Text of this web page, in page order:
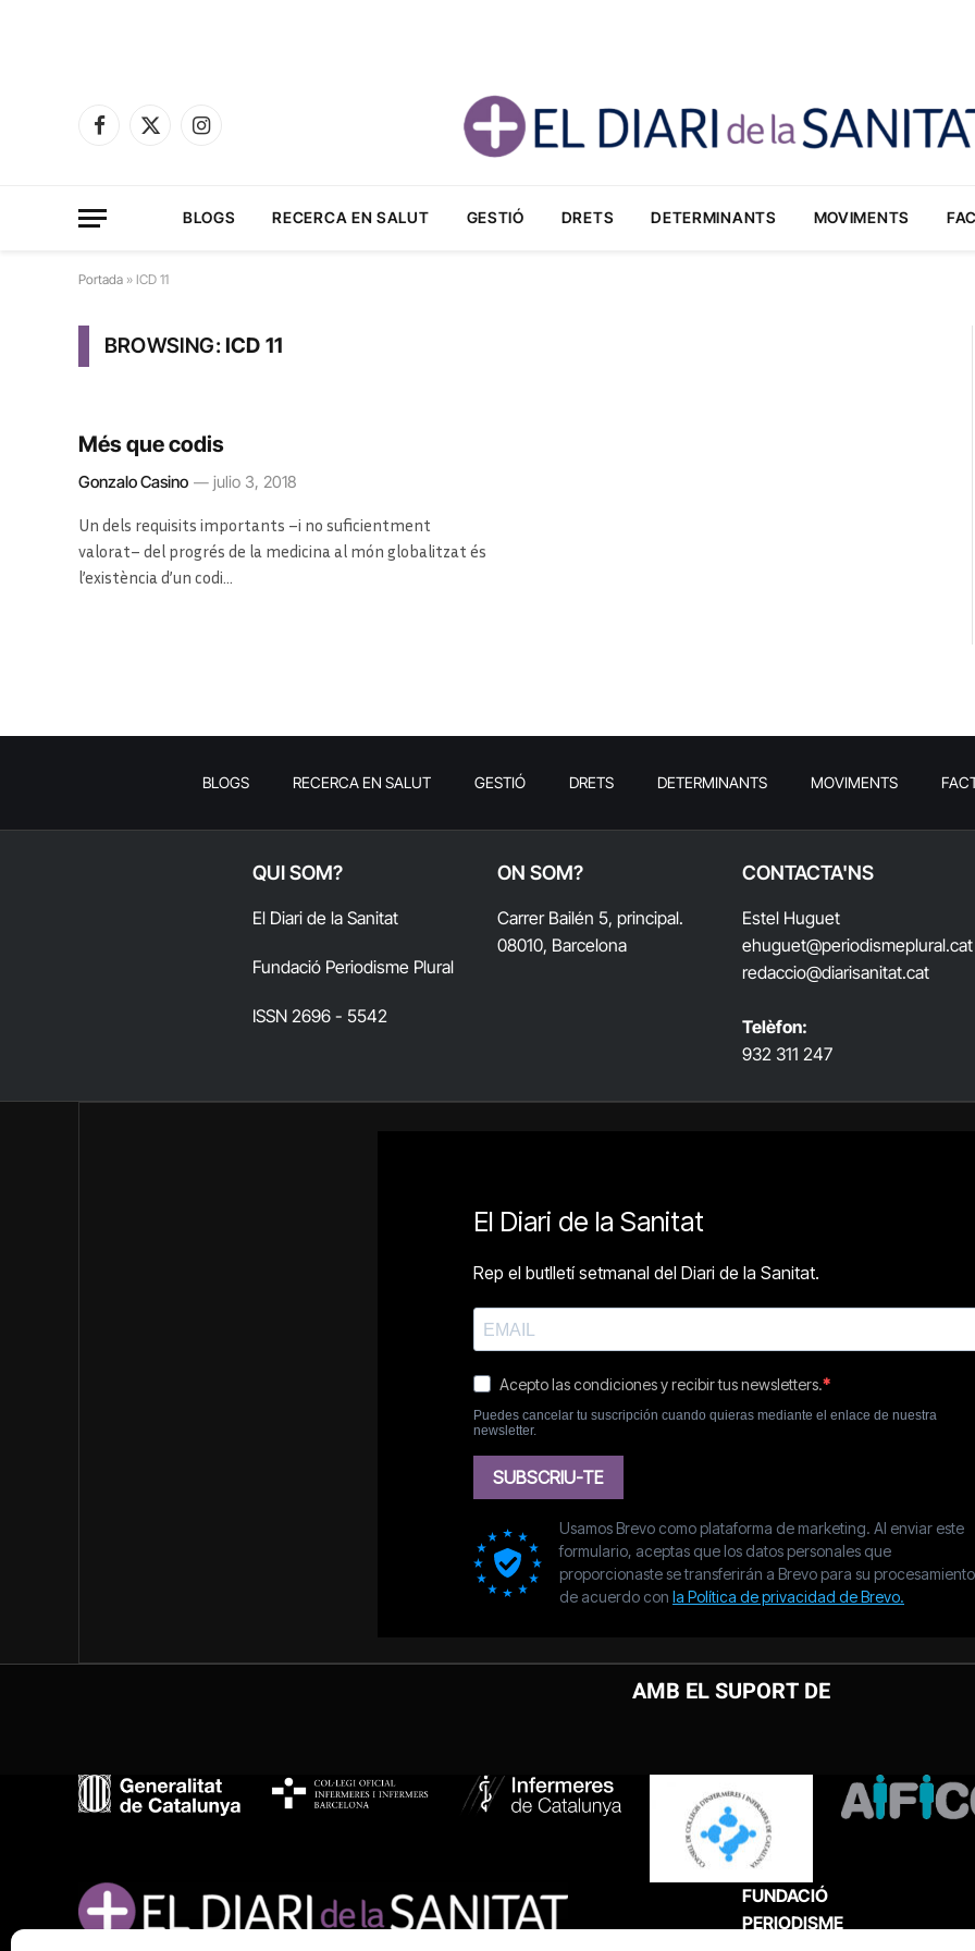
Facebook
X
Instagram
BLOGS RECERCA EN SALUT GESTIÓ DRETS DETERMINANTS MOVIMENTS
Portada » ICD 11
BROWSING:ICD 11
Més que codis
Gonzalo Casino julio 3, 2018
Un dels requisits importants –i no suficientment
valorat– del progrés de la medicina al món globalitzat és
l’existència d’un codi…
BLOGS RECERCA EN SALUT GESTIÓ DRETS DETERMINANTS MOVIMENTS
QUI SOM?
El Diari de la Sanitat
Fundació Periodisme Plural
ISSN 2696 - 5542
ON SOM?
Carrer Bailén 5, principal.
08010, Barcelona
CONTACTA'NS
Estel Huguet
ehuguet@periodismeplural.cat
redaccio@diarisanitat.cat
Telèfon:
932 311 247
AMB EL SUPORT DE
FUNDACIÓ
PERIODISME